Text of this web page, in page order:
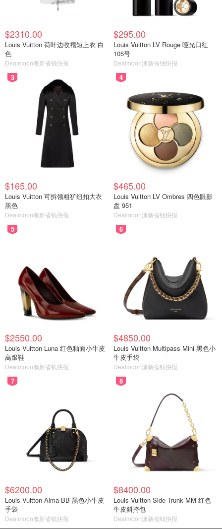
$2310.00
Louis Vuitton 荷叶边收褶短上衣 白
色
Dealmoon澳新省钱快报
$295.00
Louis Vuitton LV Rouge 哑光口红
105号
Dealmoon澳新省钱快报
3
$165.00
Louis Vuitton 可拆领粗犷纽扣大衣
黑色
Dealmoon澳新省钱快报
4
$465.00
Louis Vuitton LV Ombres 四色眼影
盘 951
Dealmoon澳新省钱快报
5
$2550.00
Louis Vuitton Luna 红色釉面小牛皮
高跟鞋
Dealmoon澳新省钱快报
6
$4850.00
Louis Vuitton Multipass Mini 黑色小
牛皮手袋
Dealmoon澳新省钱快报
7
$6200.00
Louis Vuitton Alma BB 黑色小牛皮
手袋
Dealmoon澳新省钱快报
8
$8400.00
Louis Vuitton Side Trunk MM 红色
牛皮斜挎包
Dealmoon澳新省钱快报